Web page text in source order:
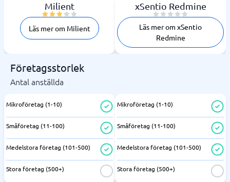
Milient
Läs mer om Milient
xSentio Redmine
Läs mer om xSentio
Redmine
Företagsstorlek
Antal anställda
Mikroföretag (1-10)
Småföretag (11-100)
Medelstora företag (101-500)
Stora företag (500+)
Mikroföretag (1-10)
Småföretag (11-100)
Medelstora företag (101-500)
Stora företag (500+)